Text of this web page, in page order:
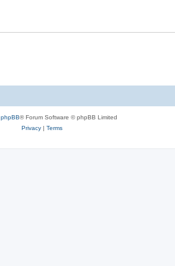
e
phpBB® Forum Software © phpBB Limited
Privacy| Terms